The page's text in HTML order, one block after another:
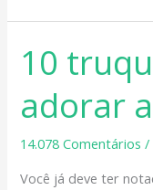
10
adorar
14.078 Comentários /
Você já deve ter
10
truques
que
vai
adorar